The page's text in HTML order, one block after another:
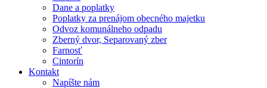
Dane a poplatky
Poplatky za prenájom obecného majetku
Odvoz komunálneho odpadu
Zberný dvor, Separovaný zber
Farnosť
Cintorín
Kontakt
Napíšte nám